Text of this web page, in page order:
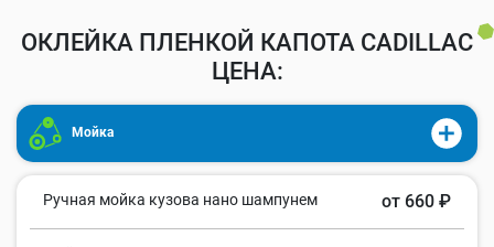
ОКЛЕЙКА ПЛЕНКОЙ КАПОТА CADILLAC
ЦЕНА:
Мойка
Ручная мойка кузова нано шампунем от 660 ₽